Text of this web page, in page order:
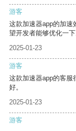
游客
这款加速器app的加速
望开发者能够优化一下
2025-01-23
游客
这款加速器app的客服
好。
2025-01-23
游客